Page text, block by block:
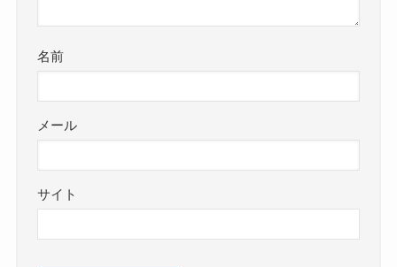
名前
メール
サイト